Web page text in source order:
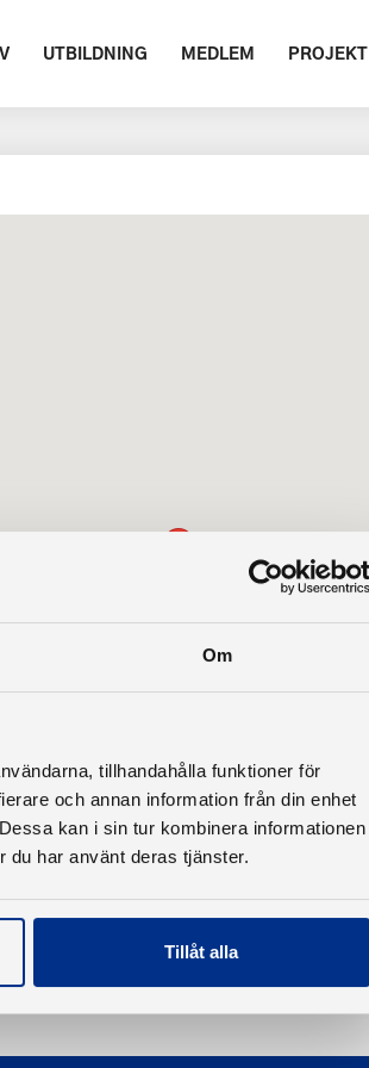
Om
tillhandahålla funktioner för
och annan information från din enhet
kan i sin tur kombinera informationen
du har använt deras tjänster.
Tillåt alla
UTBILDNING MEDLEM PROJEKT